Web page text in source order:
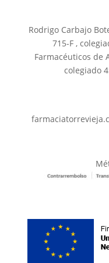
Rodrigo Carbajo
715-F ,
Farmacéuticos de
colegiado